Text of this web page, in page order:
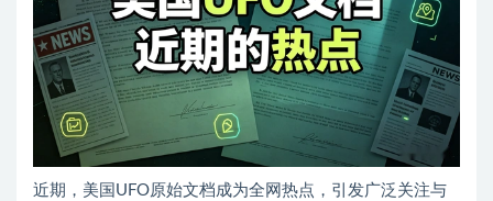
近期，美国UFO原始文档成为全网热点，引发广泛关注与